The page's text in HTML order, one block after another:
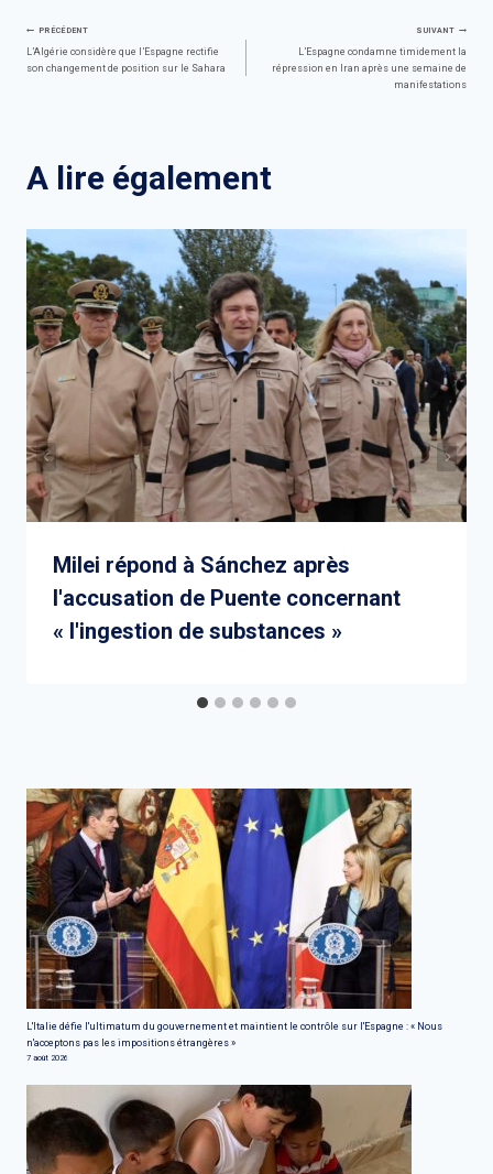
Navigation
PRÉCÉDENT
L’Algérie considère que l’Espagne rectifie
son changement de position sur le Sahara
SUIVANT
L’Espagne condamne timidement la
répression en Iran après une semaine de
manifestations
A lire également
Milei répond à Sánchez après
l'accusation de Puente concernant
« l'ingestion de substances »
L'Italie défie l'ultimatum du gouvernement et maintient le contrôle sur l'Espagne : « Nous
n'acceptons pas les impositions étrangères »
7 août 2026